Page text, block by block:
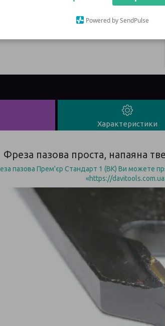
Powered by SendPulse
Характеристики
Фреза пазова проста, напаяна
пазова Прем'єр Стандарт 1 (ВК) Ви можете
«https://